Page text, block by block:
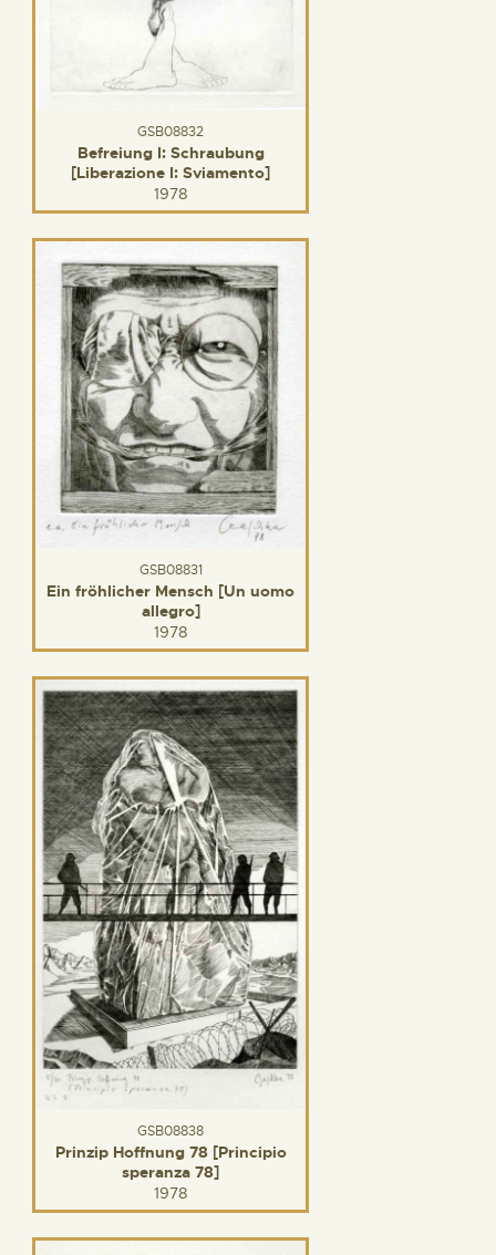
GSB08832
Befreiung I: Schraubung
[Liberazione I: Sviamento]
1978
GSB08831
Ein fröhlicher Mensch [Un uomo
allegro]
1978
GSB08838
Prinzip Hoffnung 78 [Principio
speranza 78]
1978